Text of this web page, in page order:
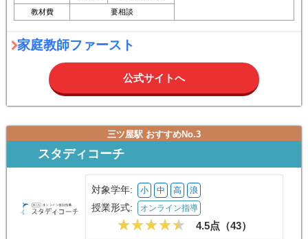
教材費
要相談
家庭教師ファースト
公式サイトへ
三ツ屋駅 おすすめNo.3
スタディコーチ
対象学年: 小 中 高 浪
授業形式: オンライン指導
4.5点（43）